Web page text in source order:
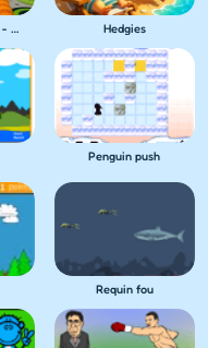
Bad Cat Prankster - Mom's Return Hedgies
Penguin push
Requin fou